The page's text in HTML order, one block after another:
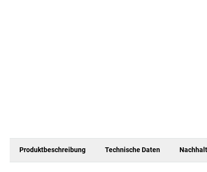
Produktbeschreibung Technische Daten